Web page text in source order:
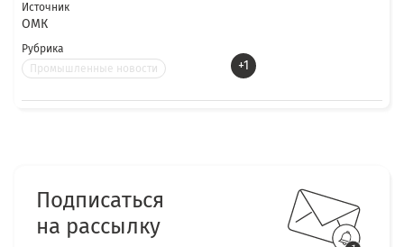
Источник
ОМК
Рубрика
Промышленные новости
+1
Подписаться
на рассылку